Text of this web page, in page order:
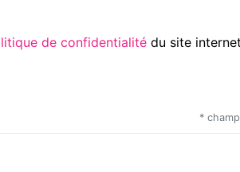
politique de confidentialité du site
*